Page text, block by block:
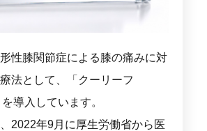
性膝関節症による膝の痛みに対
法として、「クーリーフ
導入しています。
2022年9月に厚生労働省から医